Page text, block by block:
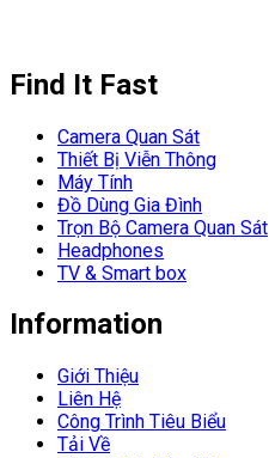
Find It Fast
Camera Quan Sát
Thiết Bị Viễn Thông
Máy Tính
Đồ Dùng Gia Đình
Trọn Bộ Camera Quan Sát
Headphones
TV & Smart box
Information
Giới Thiệu
Liên Hệ
Công Trình Tiêu Biểu
Tải Về